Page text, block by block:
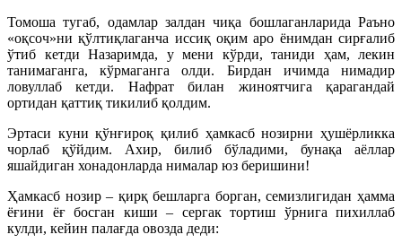
Томоша тугаб, одамлар залдан чиқа бошлаганларида Раъно
«оқсоч»ни қўлтиқлаганча иссиқ оқим аро ёнимдан сирғалиб
ўтиб кетди Назаримда, у мени кўрди, таниди ҳам, лекин
танимаганга, кўрмаганга олди. Бирдан ичимда нимадир
ловуллаб кетди. Нафрат билан жиноятчига қарагандай
ортидан қаттиқ тикилиб қолдим.
Эртаси куни қўнғироқ қилиб ҳамкасб нозирни ҳушёрликка
чорлаб қўйдим. Ахир, билиб бўладими, бунақа аёллар
яшайдиган хонадонларда нималар юз беришини!
Ҳамкасб нозир – қирқ бешларга борган, семизлигидан ҳамма
ёғини ёғ босган киши – сергак тортиш ўрнига пихиллаб
кулди, кейин палағда овозда деди: